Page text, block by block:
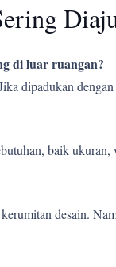
di luar ruangan?
dipadukan
baik
desain.